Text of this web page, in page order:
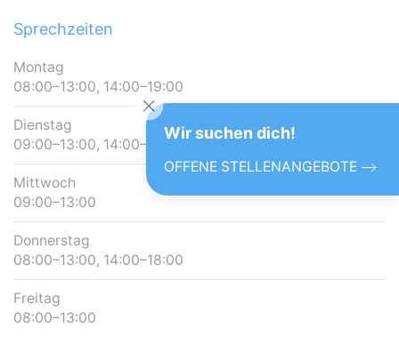
Sprechzeiten
Montag
08:00–13:00, 14:00–19:00
Dienstag
09:00–13:00, 14:00–19:00
Mittwoch
09:00–13:00
Donnerstag
08:00–13:00, 14:00–18:00
Freitag
08:00–13:00
Wir suchen dich!
OFFENE STELLENANGEBOTE